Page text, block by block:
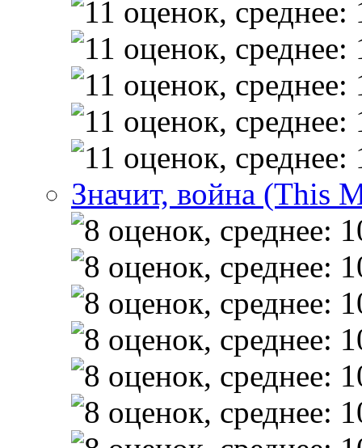
Значит, война (This